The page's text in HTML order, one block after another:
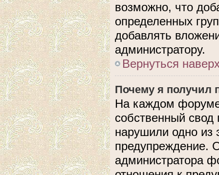
возможно, что
определенных
добавлять
администратору.
Вернуться
Почему я получил
На каждом
собственный
нарушили одно из
предупреждение.
администратора